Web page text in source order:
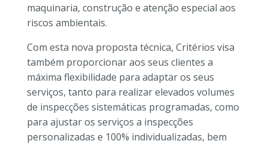
maquinaria, construção e atenção especial aos
riscos ambientais.
Com esta nova proposta técnica, Critérios visa
também proporcionar aos seus clientes a
máxima flexibilidade para adaptar os seus
serviços, tanto para realizar elevados volumes
de inspecções sistemáticas programadas, como
para ajustar os serviços a inspecções
personalizadas e 100% individualizadas, bem